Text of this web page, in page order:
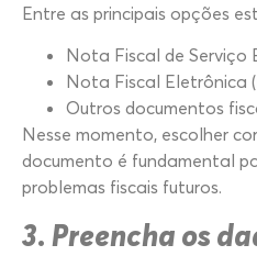
Entre as principais opções
Nota Fiscal de Serviço
Nota Fiscal Eletrônica
Outros documentos
Nesse momento, escolher
documento é fundamental
problemas fiscais futuros.
3. Preencha os